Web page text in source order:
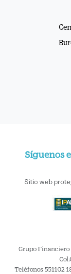
Síguenos
Sitio web
Grupo Financiero
Teléfonos 551102